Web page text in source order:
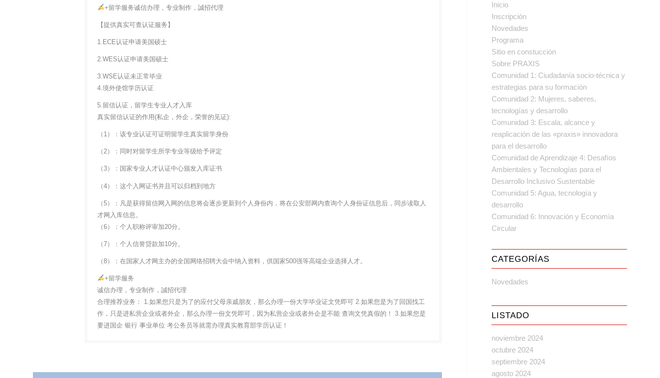
+留学服务诚信办理，专业制作，誠招代理
【提供真实可查认证服务】
1.ECE认证申请美国硕士
2.WES认证申请美国硕士
3.WSE认证未正常毕业
4.境外使馆学历认证
5.留信认证，留学生专业人才入库
真实留信认证的作用(私企，外企，荣誉的见证):
（1）：该专业认证可证明留学生真实留学身份
（2）：同时对留学生所学专业等级给予评定
（3）：国家专业人才认证中心颁发入库证书
（4）：这个入网证书并且可以归档到地方
（5）：凡是获得留信网入网的信息将会逐步更新到个人身份内，将在公安部网内查询个人身份证信息后，同步读取人
才网入库信息。
（6）：个人职称评审加20分。
（7）：个人信誉贷款加10分。
（8）：在国家人才网主办的全国网络招聘大会中纳入资料，供国家500强等高端企业选择人才。
+留学服务
诚信办理，专业制作，誠招代理
合理推荐业务： 1.如果您只是为了的应付父母亲戚朋友，那么办理一份大学毕业证文凭即可 2.如果您是为了回国找工
作，只是进私营企业或者外企，那么办理一份文凭即可，因为私营企业或者外企是不能 查询文凭真假的！ 3.如果您是
要进国企 银行 事业单位 考公务员等就需办理真实教育部学历认证！
Inicio
Inscripción
Novedades
Programa
Sitio en constucción
Sobre PRAXIS
Comunidad 1: Ciudadanía socio-técnica y
estrategias para su formación
Comunidad 2: Mujeres, saberes,
tecnologías y desarrollo
Comunidad 3: Escala, alcance y
reaplicación de las «praxis» innovadora
para el desarrollo
Comunidad de Aprendizaje 4: Desafíos
Ambientales y Tecnologías para el
Desarrollo Inclusivo Sustentable
Comunidad 5: Agua, tecnología y
desarrollo
Comunidad 6: Innovación y Economía
Circular
CATEGORÍAS
Novedades
LISTADO
noviembre 2024
octubre 2024
septiembre 2024
agosto 2024